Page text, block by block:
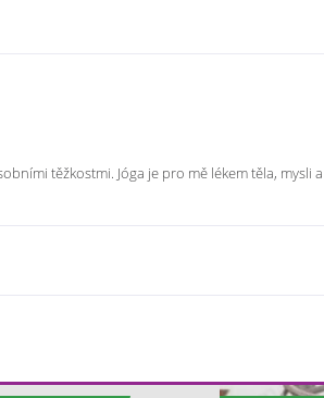
těžkostmi. Jóga je pro mě lékem těla, mysli